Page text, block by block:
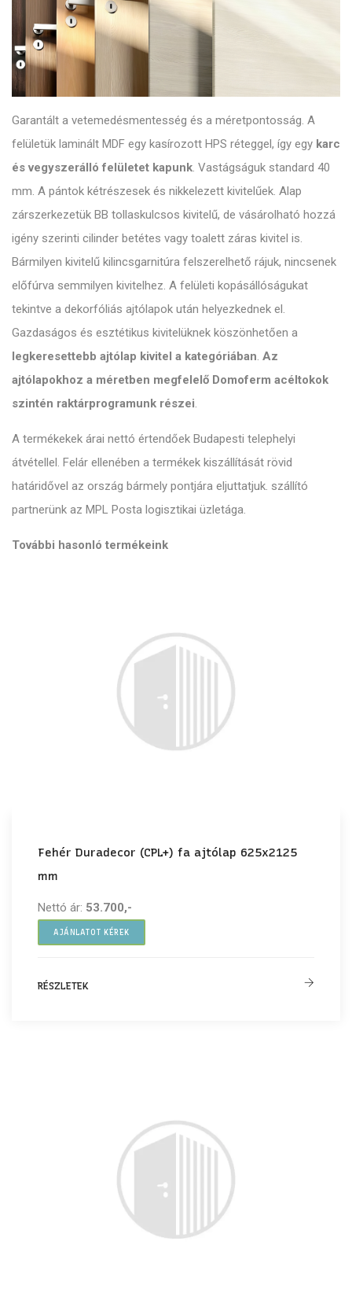
Garantált a vetemedésmentesség és a méretpontosság. A
felületük laminált MDF egy kasírozott HPS réteggel, így egy karc
és vegyszerálló felületet kapunk. Vastágságuk standard 40
mm. A pántok kétrészesek és nikkelezett kivitelűek. Alap
zárszerkezetük BB tollaskulcsos kivitelű, de vásárolható hozzá
igény szerinti cilinder betétes vagy toalett záras kivitel is.
Bármilyen kivitelű kilincsgarnitúra felszerelhető rájuk, nincsenek
előfúrva semmilyen kivitelhez. A felületi kopásállóságukat
tekintve a dekorfóliás ajtólapok után helyezkednek el.
Gazdaságos és esztétikus kivitelüknek köszönhetően a
legkeresettebb ajtólap kivitel a kategóriában. Az
ajtólapokhoz a méretben megfelelő Domoferm acéltokok
szintén raktárprogramunk részei.
A termékekek árai nettó értendőek Budapesti telephelyi
átvétellel. Felár ellenében a termékek kiszállítását rövid
határidővel az ország bármely pontjára eljuttatjuk. szállító
partnerünk az MPL Posta logisztikai üzletága.
További hasonló termékeink
Fehér Duradecor (CPL+) fa ajtólap 625x2125
mm
Nettó ár: 53.700,-
AJÁNLATOT KÉREK
RÉSZLETEK